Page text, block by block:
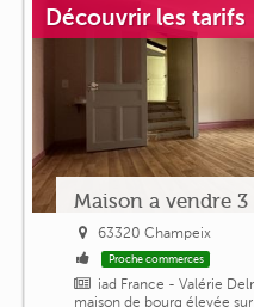
Découvrir les tarifs
Maison a vendre
63320 Champeix
Proche commerces
iad France - Valérie
maison de bourg élevée